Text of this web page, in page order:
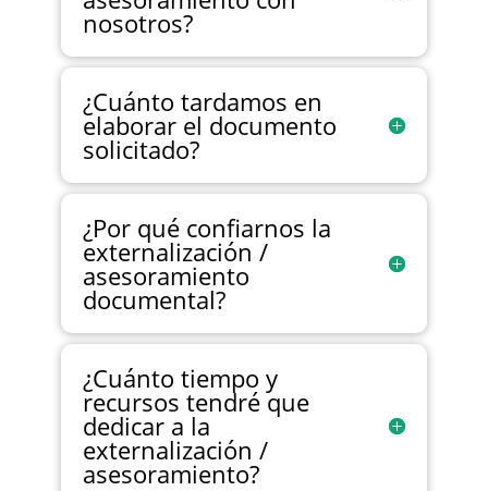
nosotros?
¿Cuánto tardamos en
elaborar el documento
solicitado?
¿Por qué confiarnos la
externalización /
asesoramiento
documental?
¿Cuánto tiempo y
recursos tendré que
dedicar a la
externalización /
asesoramiento?